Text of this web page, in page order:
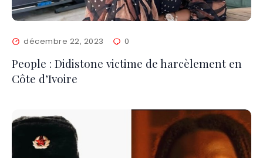
décembre 22, 2023 0
People : Didistone victime de harcèlement en
Côte d’Ivoire